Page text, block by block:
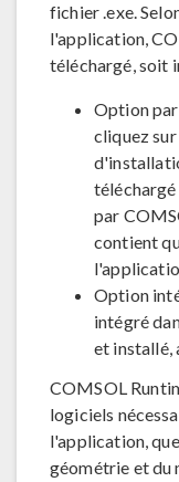
fichier .exe.
l'application,
téléchargé, soit
Option
cliquez
par
contient
Option
intégré
et installé,
COMSOL
logiciels
l'application,
géométrie et du